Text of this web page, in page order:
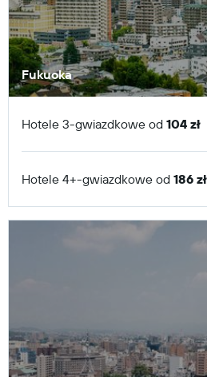
Fukuoka
Hotele 3-gwiazdkowe od 104 zł
Hotele 4+-gwiazdkowe od 186 zł